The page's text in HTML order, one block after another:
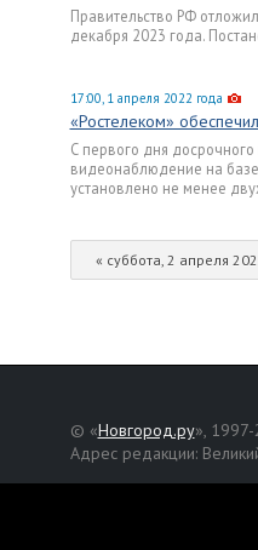
Правительство РФ
декабря 2023 года.
17:00, 1 апреля 2022 года
«Ростелеком»
С первого дня
видеонаблюдение на
установлено не менее
« суббота, 2 апреля
© «Новгород.ру»,
Адрес редакции: